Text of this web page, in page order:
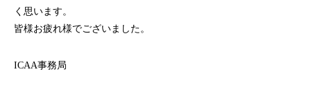
く思います。
皆様お疲れ様でございました。
ICAA事務局